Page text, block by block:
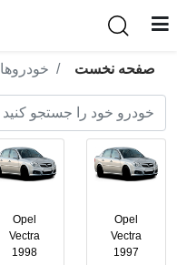
صفحه نخست خودروها
Opel
Vectra
1997
Opel
Vectra
1998